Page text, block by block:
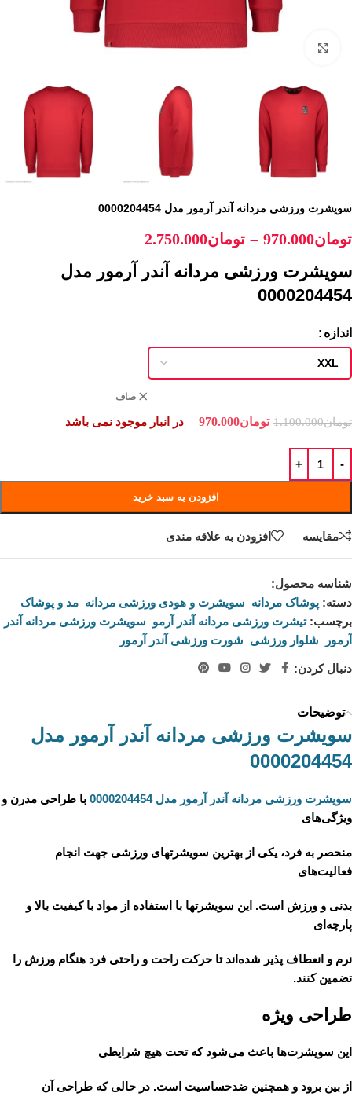
برای بزرگنمایی کلیک کنید
سویشرت ورزشی مردانه آندر آرمور مدل 0000204454
تومان970.000
– تومان2.750.000
سویشرت ورزشی مردانه آندر آرمور مدل
0000204454
اندازه
صاف
تومان1.100.000 تومان970.000 در انبار موجود نمی باشد
افزودن به سبد خرید
مقايسه افزودن به علاقه مندی
شناسه محصول:
دسته: پوشاک مردانه سویشرت و هودی ورزشی مردانه مد و پوشاک
برچسب: تیشرت ورزشی مردانه آندر آرمو سویشرت ورزشی مردانه آندر
آرمور
شلوار ورزشی شورت ورزشی آندر آرمور
دنبال کردن:
توضیحات
سویشرت ورزشی مردانه آندر آرمور مدل
0000204454
سویشرت ورزشی مردانه آندر آرمور مدل 0000204454
با طراحی مدرن و
ویژگی‌های
منحصر به فرد، یکی از بهترین سویشرتهای ورزشی جهت انجام
فعالیت‌های
بدنی و ورزش است. این سویشرتها با استفاده از مواد با کیفیت بالا و
پارچه‌ای
نرم و انعطاف پذیر شده‌اند تا حرکت راحت و راحتی فرد هنگام ورزش را
تضمین کنند.
طراحی ویژه
این سویشرت‌ها باعث می‌شود که تحت هیچ شرایطی
از بین برود و همچنین ضدحساسیت است. در حالی که طراحی آن